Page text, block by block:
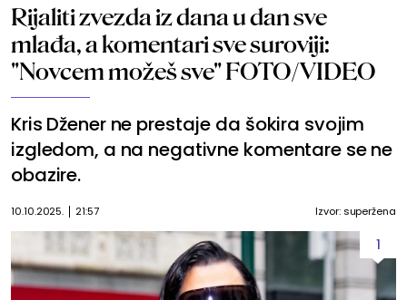
Rijaliti zvezda iz dana u dan sve
mlađa, a komentari sve suroviji:
"Novcem možeš sve" FOTO/VIDEO
Kris Džener ne prestaje da šokira svojim
izgledom, a na negativne komentare se ne
obazire.
10.10.2025. 21:57 Izvor: superžena
1